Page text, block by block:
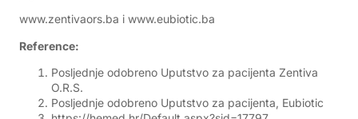
www.zentivaors.ba i www.eubiotic.ba
Reference:
Posljednje odobreno Uputstvo za pacijenta Zentiva
O.R.S.
Posljednje odobreno Uputstvo za pacijenta, Eubiotic